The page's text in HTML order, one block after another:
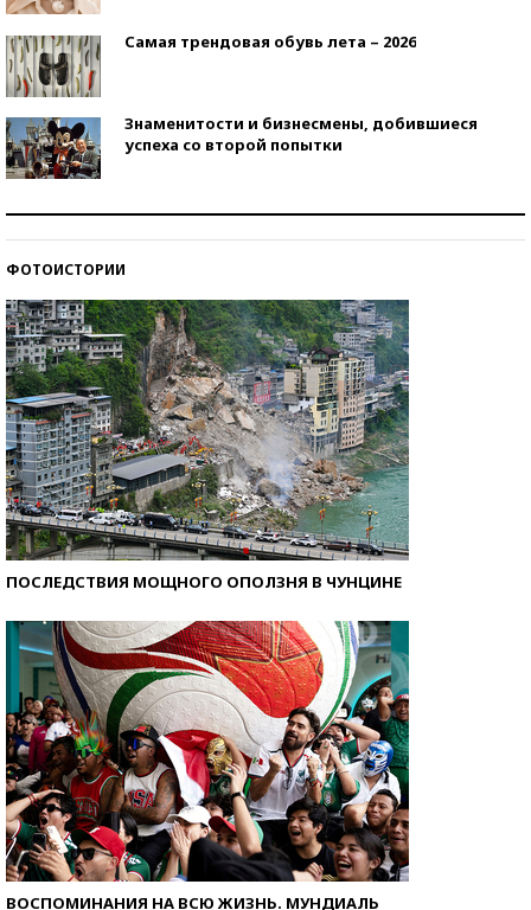
Самая трендовая обувь лета – 2026
Знаменитости и бизнесмены, добившиеся
успеха со второй попытки
ФОТОИСТОРИИ
ПОСЛЕДСТВИЯ МОЩНОГО ОПОЛЗНЯ В ЧУНЦИНЕ
ВОСПОМИНАНИЯ НА ВСЮ ЖИЗНЬ. МУНДИАЛЬ